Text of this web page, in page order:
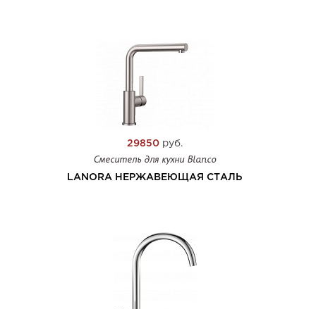
29850руб.
Смеситель для кухни Blanco
LANORA НЕРЖАВЕЮЩАЯ СТАЛЬ